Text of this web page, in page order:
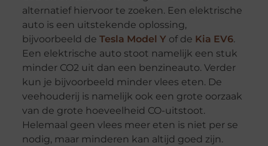
alternatief hiervoor te zoeken. Een elektrische
auto is een uitstekende oplossing,
bijvoorbeeld de Tesla Model Y of de Kia EV6.
Een elektrische auto stoot namelijk een stuk
minder CO2 uit dan een benzineauto. Verder
kun je bijvoorbeeld minder vlees eten. De
veehouderij is namelijk ook een grote oorzaak
van de grote hoeveelheid CO-uitstoot.
Helemaal geen vlees meer eten is niet per se
nodig, maar minderen kan altijd goed zijn.